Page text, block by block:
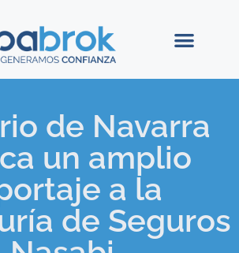
de Navarra
un amplio
a la
de Seguros